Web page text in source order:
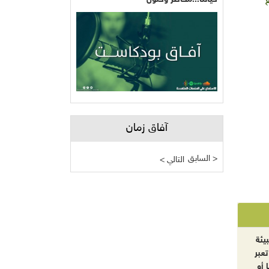
آفاق زمان
< التالي السابق >
أو